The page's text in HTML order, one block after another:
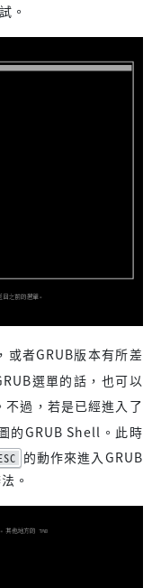
。
或者GRUB版本有所差
選單的話，也可以
不過，若是已經進入了
的GRUB Shell。此時
的動作來進入GRUB
。